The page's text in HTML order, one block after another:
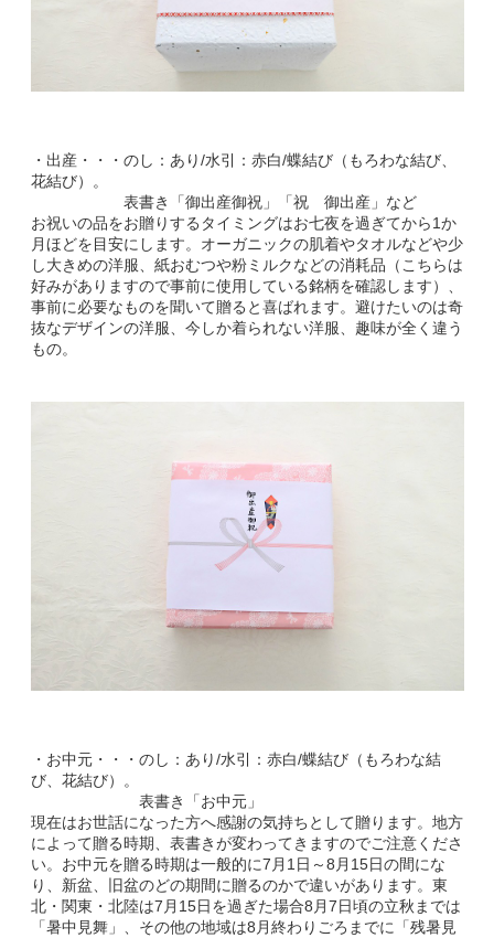
・出産・・・のし：あり/水引：赤白/蝶結び（もろわな結び、
花結び）。
表書き「御出産御祝」「祝 御出産」など
お祝いの品をお贈りするタイミングはお七夜を過ぎてから1か
月ほどを目安にします。オーガニックの肌着やタオルなどや少
し大きめの洋服、紙おむつや粉ミルクなどの消耗品（こちらは
好みがありますので事前に使用している銘柄を確認します）、
事前に必要なものを聞いて贈ると喜ばれます。避けたいのは奇
抜なデザインの洋服、今しか着られない洋服、趣味が全く違う
もの。
・お中元・・・のし：あり/水引：赤白/蝶結び（もろわな結
び、花結び）。
表書き「お中元」
現在はお世話になった方へ感謝の気持ちとして贈ります。地方
によって贈る時期、表書きが変わってきますのでご注意くださ
い。お中元を贈る時期は一般的に7月1日～8月15日の間にな
り、新盆、旧盆のどの期間に贈るのかで違いがあります。東
北・関東・北陸は7月15日を過ぎた場合8月7日頃の立秋までは
「暑中見舞」、その他の地域は8月終わりごろまでに「残暑見